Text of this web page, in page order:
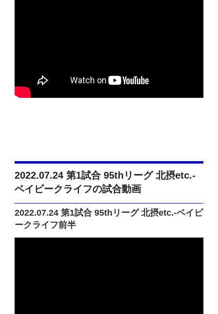
2022.07.24 第1試合 95thリーグ 北摂etc.-
ベイビークライフの試合動画
2022.07.24 第1試合 95thリーグ 北摂etc.-ベイビ
ークライフ前半